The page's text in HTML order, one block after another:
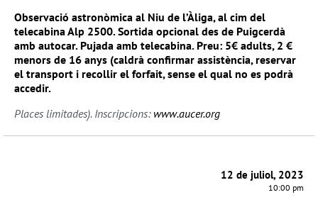
Observació astronòmica al Niu de l’Àliga, al cim del
telecabina Alp 2500. Sortida opcional des de Puigcerdà
amb autocar. Pujada amb telecabina. Preu: 5€ adults, 2 €
menors de 16 anys (caldrà confirmar assistència, reservar
el transport i recollir el forfait, sense el qual no es podrà
accedir.
Places limitades). Inscripcions: www.aucer.org
12 de juliol, 2023
10:00 pm